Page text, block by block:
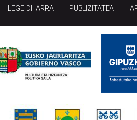
LEGE OHARRA PUBLIZITATEA